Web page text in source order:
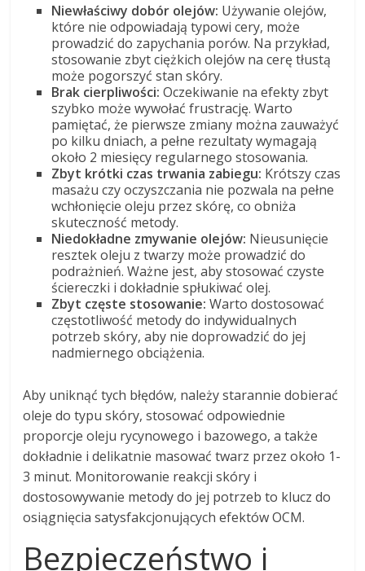
Niewłaściwy dobór olejów: Używanie olejów,
które nie odpowiadają typowi cery, może
prowadzić do zapychania porów. Na przykład,
stosowanie zbyt ciężkich olejów na cerę tłustą
może pogorszyć stan skóry.
Brak cierpliwości: Oczekiwanie na efekty zbyt
szybko może wywołać frustrację. Warto
pamiętać, że pierwsze zmiany można zauważyć
po kilku dniach, a pełne rezultaty wymagają
około 2 miesięcy regularnego stosowania.
Zbyt krótki czas trwania zabiegu: Krótszy czas
masażu czy oczyszczania nie pozwala na pełne
wchłonięcie oleju przez skórę, co obniża
skuteczność metody.
Niedokładne zmywanie olejów: Nieusunięcie
resztek oleju z twarzy może prowadzić do
podrażnień. Ważne jest, aby stosować czyste
ściereczki i dokładnie spłukiwać olej.
Zbyt częste stosowanie: Warto dostosować
częstotliwość metody do indywidualnych
potrzeb skóry, aby nie doprowadzić do jej
nadmiernego obciążenia.
Aby uniknąć tych błędów, należy starannie dobierać
oleje do typu skóry, stosować odpowiednie
proporcje oleju rycynowego i bazowego, a także
dokładnie i delikatnie masować twarz przez około 1-
3 minut. Monitorowanie reakcji skóry i
dostosowywanie metody do jej potrzeb to klucz do
osiągnięcia satysfakcjonujących efektów OCM.
Bezpieczeństwo i